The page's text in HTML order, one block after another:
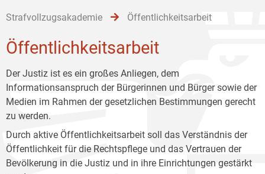
Strafvollzugsakademie Öffentlichkeitsarbeit
Öffentlichkeitsarbeit
Der Justiz ist es ein großes Anliegen, dem
Informationsanspruch der Bürgerinnen und Bürger sowie der
Medien im Rahmen der gesetzlichen Bestimmungen gerecht
zu werden.
Durch aktive Öffentlichkeitsarbeit soll das Verständnis der
Öffentlichkeit für die Rechtspflege und das Vertrauen der
Bevölkerung in die Justiz und in ihre Einrichtungen gestärkt